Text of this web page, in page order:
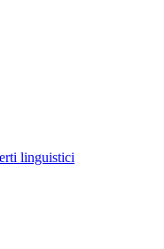
linguistici